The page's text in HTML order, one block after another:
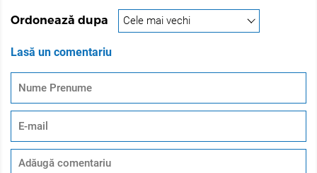
rezistenta. În plus, face parul mai străluctor. Este un
booster profesional pentru nuanțe de violet și roșu
excelente și de lungă durată.
KERATIN INFUSION COMPLEX protejează și hrănește
părul în timpul aplicării vopselei. Keratina – o
componenta esențială a părului – penetreaza profund
firul de par împreună cu pigmenții. Deci, echilibrează
structura naturală a părului chiar în timpul vopsirii. Mai
mult decât atât, COMPLEXUL de KERATINĂ întărește
părul din interior și îi umple structura. Proteina
Ordonează dupa
Lasă un comentariu